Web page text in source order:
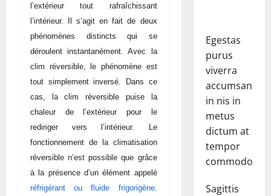
l’extérieur tout rafraîchissant
l’intérieur. Il s’agit en fait de deux
phénomènes distincts qui se
déroulent instantanément. Avec la
clim réversible, le phénomène est
tout simplement inversé. Dans ce
cas, la clim réversible puise la
chaleur de l’extérieur pour le
rediriger vers l’intérieur. Le
fonctionnement de la climatisation
réversible n’est possible que grâce
à la présence d’un élément appelé
réfrigérant ou fluide frigorigène.
Egestas
purus
viverra
accumsan
in nis in
metus
dictum at
tempor
commodo.
Sagittis